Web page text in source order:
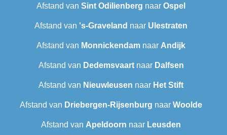
Afstand van Sint Odilienberg naar Ospel
Afstand van 's-Graveland naar Ulestraten
Afstand van Monnickendam naar Andijk
Afstand van Dedemsvaartnaar Dalfsen
Afstand van Nieuwleusen naar Het Stift
Afstand van Driebergen-Rijsenburg naar Woolde
Afstand van Apeldoorn naar Leusden